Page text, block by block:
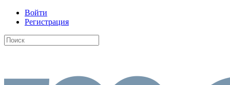
Войти
Регистрация